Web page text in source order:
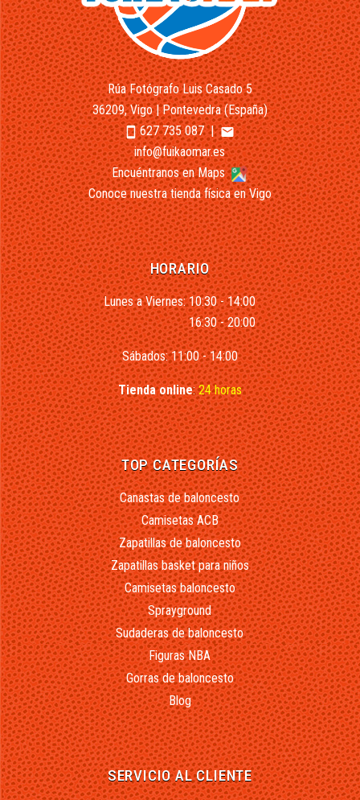
Rúa Fotógrafo Luis Casado 5
36209, Vigo | Pontevedra (España)
smartphone627 735 087|email
info@fuikaomar.es
Encuéntranos en Maps
Conoce nuestra tienda física en Vigo
HORARIO
Lunes a Viernes: 10:30 - 14:00
16:30 - 20:00
Sábados: 11:00 - 14:00
Tienda online:24 horas
TOP CATEGORÍAS
Canastas de baloncesto
Camisetas ACB
Zapatillas de baloncesto
Zapatillas basket para niños
Camisetas baloncesto
Sprayground
Sudaderas de baloncesto
Figuras NBA
Gorras de baloncesto
Blog
SERVICIO AL CLIENTE